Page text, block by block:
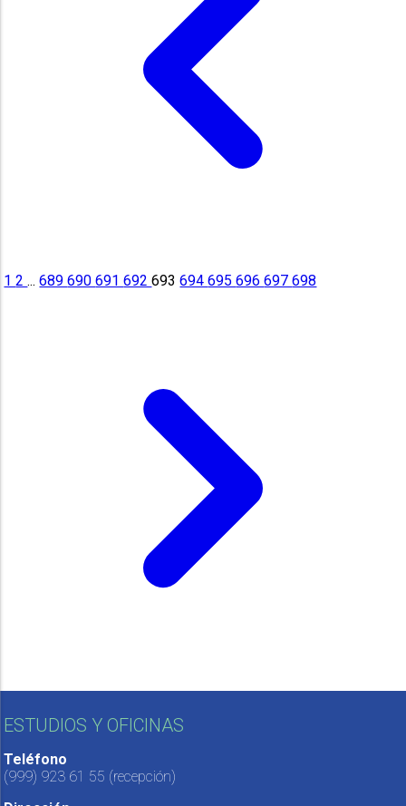
12... 689690691692693 694695696697698
ESTUDIOS Y OFICINAS
Teléfono
(999) 923 61 55 (recepción)